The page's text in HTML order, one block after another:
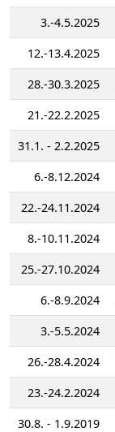
3.-4.5.2025
12.-13.4.2025
28.-30.3.2025
21.-22.2.2025
31.1. - 2.2.2025
6.-8.12.2024
22.-24.11.2024
8.-10.11.2024
25.-27.10.2024
6.-8.9.2024
3.-5.5.2024
26.-28.4.2024
23.-24.2.2024
30.8. - 1.9.2019